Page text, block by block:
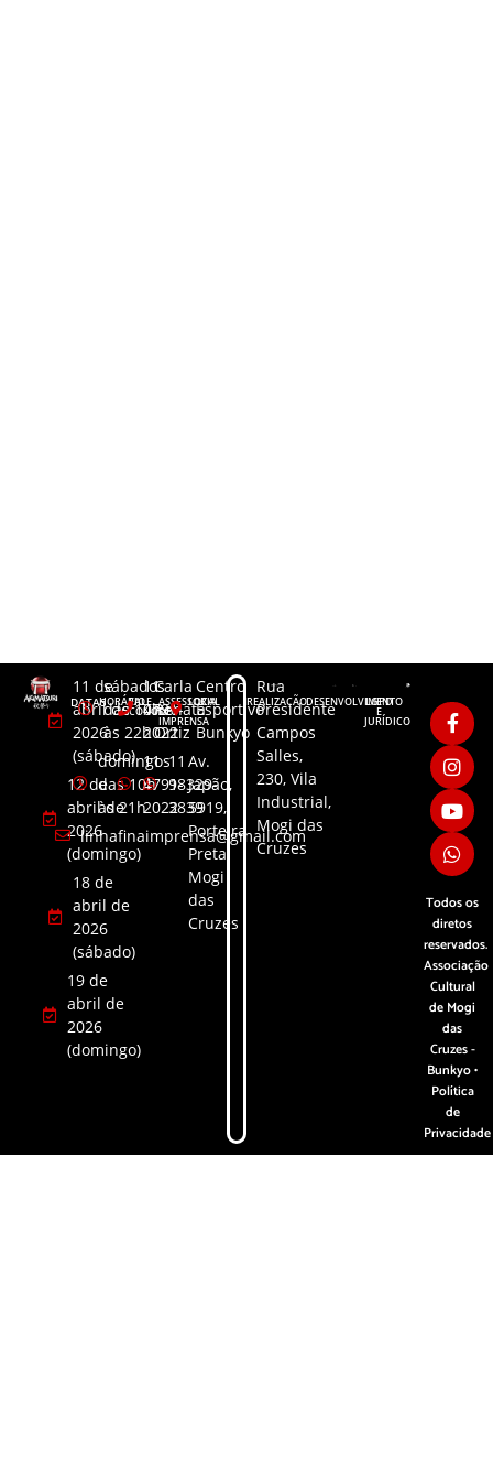
DATAS
11 de
abril de
2026
(sábado)
12 de
abril de
2026
(domingo)
18 de
abril de
2026
(sábado)
19 de
abril de
2026
(domingo)
HORÁRIO
sábados
das 10h
às 22h
domingos
das 10h
às 21h
FALE
CONOSCO
11
4791-
2022
11
4791-
2022
ASSESSORIA
DE
IMPRENSA
Carla
Renata
Ortiz
11
98329-
3839​
linhafinaimprensa@gmail.com
LOCAL
Centro
Esportivo
Bunkyo
Av.
Japão,
5919,
Porteira
Preta,
Mogi
das
Cruzes
REALIZAÇÃO
Rua
Presidente
Campos
Salles,
230, Vila
Industrial,
Mogi das
Cruzes
DESENVOLVIMENTO
LGPD
E
JURÍDICO
Todos os
diretos
reservados.
Associação
Cultural
de Mogi
das
Cruzes -
Bunkyo •
Política
de
Privacidade